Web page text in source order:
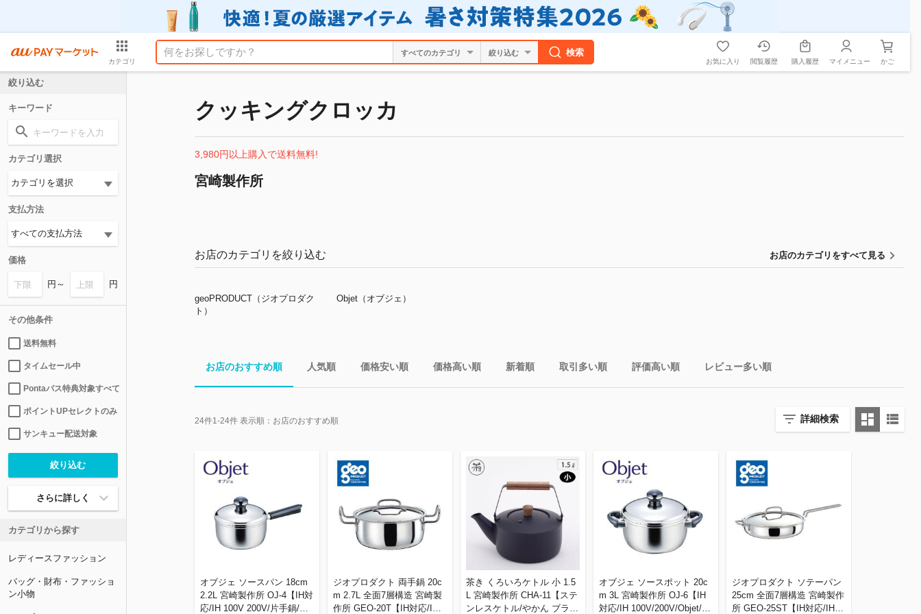
カテゴリ
絞り込む 検索
お気に入り 閲覧履歴 購入履歴 マイメニュー かご
クッキングクロッカ
3,980円以上購入で送料無料!
宮崎製作所
お店のカテゴリを絞り込む お店のカテゴリをすべて見る
geoPRODUCT（ジオプロダク
ト）
Objet（オブジェ）
お店のおすすめ順 人気順 価格安い順 価格高い順 新着順 取引多い順 評価高い順 レビュー多い順
詳細検索
24件1-24件 表示順： お店のおすすめ順
オブジェ ソースパン 18cm
2.2L 宮崎製作所 OJ-4【IH対
応/IH 100V 200V/片手鍋/三
ジオプロダクト 両手鍋 20c
m 2.7L 全面7層構造 宮崎製
作所 GEO-20T【IH対応/IH 1
茶き くろいろケトル 小 1.5
L 宮崎製作所 CHA-11【ステ
ンレスケトル/やかん ブラッ
オブジェ ソースポット 20c
m 3L 宮崎製作所 OJ-6【IH
対応/IH 100V/200V/Objet/三
ジオプロダクト ソテーパン
25cm 全面7層構造 宮崎製作
所 GEO-25ST【IH対応/IH 1
絞り込む
キーワード
カテゴリ選択
支払方法
価格
円～ 円
その他条件
送料無料
タイムセール中
Pontaパス特典対象すべて
ポイントUPセレクトのみ
サンキュー配送対象
さらに詳しく
カテゴリから探す
レディースファッション
バッグ・財布・ファッショ
ン小物